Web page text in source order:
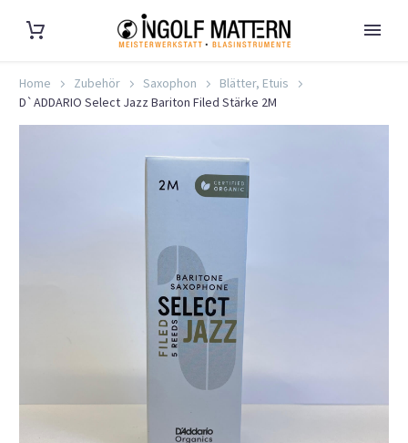
Home Zubehör Saxophon
Blätter, Etuis
D`ADDARIO Select Jazz Bariton Filed Stärke 2M